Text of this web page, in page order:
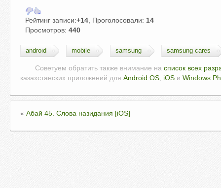
Рейтинг записи:+14 , Проголосовали: 14
Просмотров: 440
android mobile samsung samsung cares
Советуем обратить также внимание на список всех
казахстанских приложений для Android OS iOS и Windows
« Абай 45. Слова назидания [iOS]